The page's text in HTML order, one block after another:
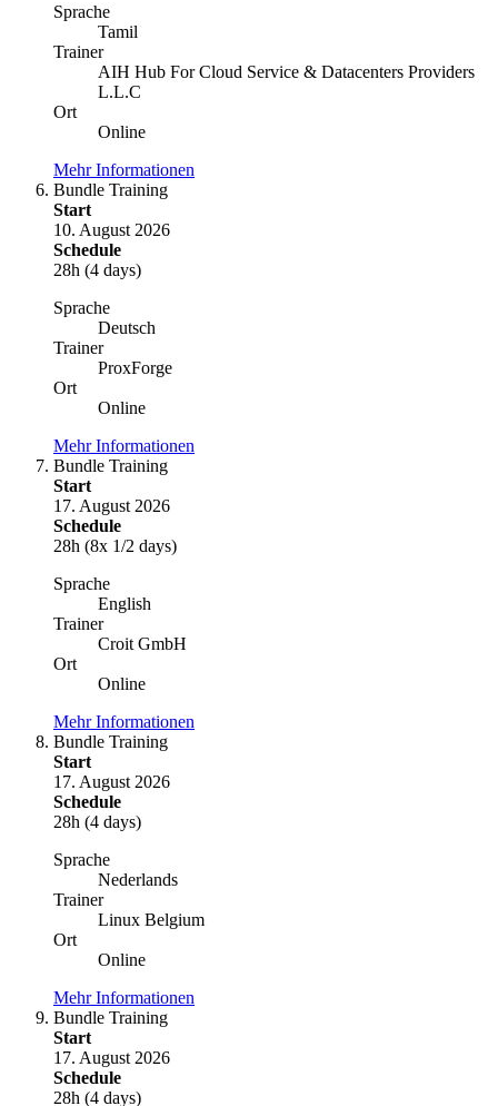
Sprache
Tamil
Trainer
AIH Hub For Cloud Service & Datacenters Providers
L.L.C
Ort
Online
Mehr Informationen
Bundle Training
Start
10. August 2026
Schedule
28h (4 days)
Sprache
Deutsch
Trainer
ProxForge
Ort
Online
Mehr Informationen
Bundle Training
Start
17. August 2026
Schedule
28h (8x 1/2 days)
Sprache
English
Trainer
Croit GmbH
Ort
Online
Mehr Informationen
Bundle Training
Start
17. August 2026
Schedule
28h (4 days)
Sprache
Nederlands
Trainer
Linux Belgium
Ort
Online
Mehr Informationen
Bundle Training
Start
17. August 2026
Schedule
28h (4 days)